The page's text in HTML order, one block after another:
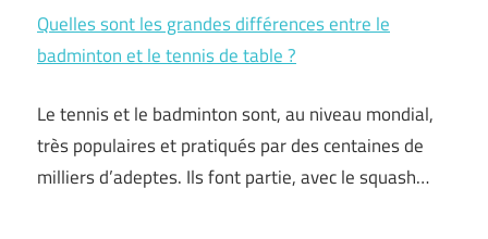
Quelles sont les grandes différences entre le
badminton et le tennis de table ?
Le tennis et le badminton sont, au niveau mondial,
très populaires et pratiqués par des centaines de
milliers d’adeptes. Ils font partie, avec le squash…